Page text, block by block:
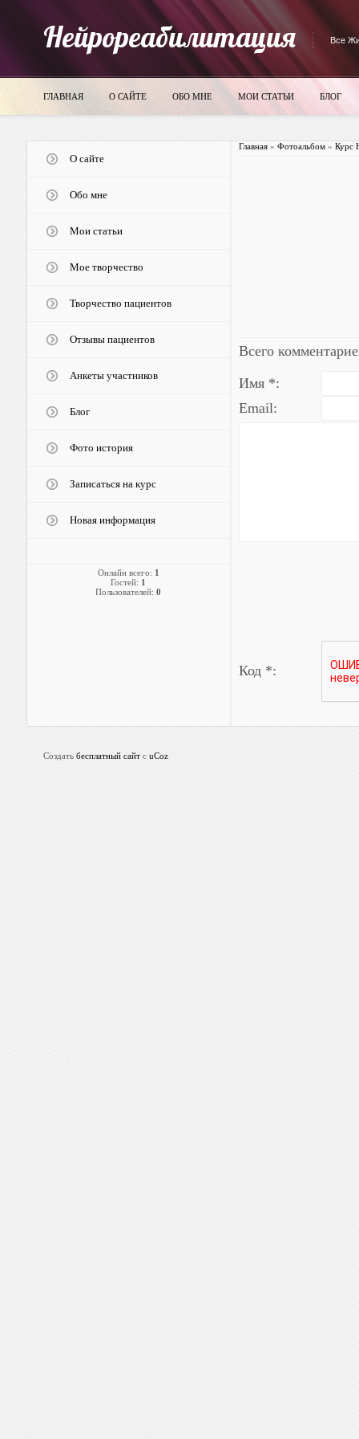
Нейрореабилитация Все
ГЛАВНАЯ О САЙТЕ ОБО МНЕ МОИ СТАТЬИ БЛОГ
О сайте
Обо мне
Мои статьи
Мое творчество
Творчество пациентов
Отзывы пациентов
Анкеты участников
Блог
Фото история
Записаться на курс
Новая информация
Онлайн всего: 1
Гостей: 1
Пользователей: 0
Главная» Фотоальбом» Курс
Всего
Имя *:
Email:
Код *:
Создать бесплатный сайт с uCoz